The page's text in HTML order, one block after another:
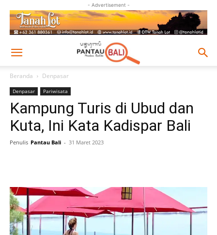
- Advertisement -
Beranda Denpasar
Denpasar Pariwisata
Kampung Turis di Ubud dan
Kuta, Ini Kata Kadispar Bali
Penulis Pantau Bali - 31 Maret 2023